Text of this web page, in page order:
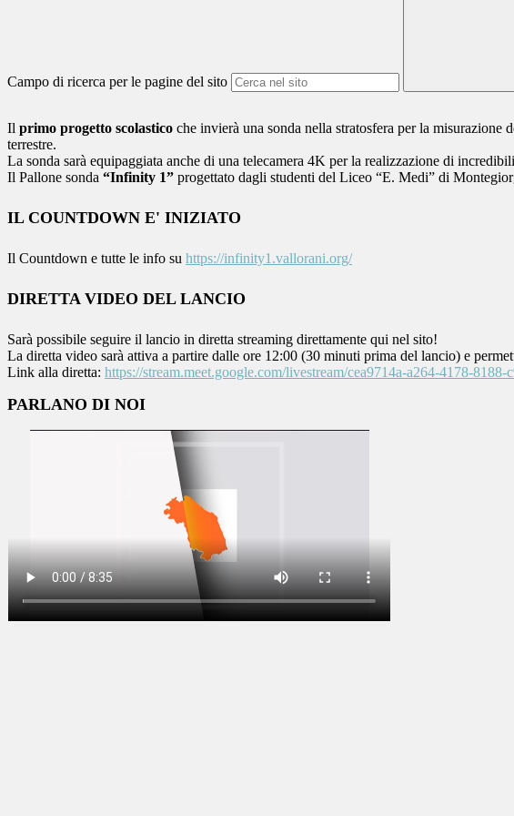
Campo di ricerca per le pagine del sito
Il primo progetto scolastico che invierà una sonda nella stratosfera per la
terrestre.
La sonda sarà equipaggiata anche di una telecamera 4K per la realizzazione di
Il Pallone sonda “Infinity 1” progettato dagli studenti del Liceo “E. Medi” di
IL COUNTDOWN E' INIZIATO
Il Countdown e tutte le info su https://infinity1.vallorani.org/
DIRETTA VIDEO DEL LANCIO
Sarà possibile seguire il lancio in diretta streaming direttamente qui nel sito!
La diretta video sarà attiva a partire dalle ore 12:00 (30 minuti prima del lancio) e
Link alla diretta: https://stream.meet.google.com/livestream/cea9714a-a264-4178-8188-
PARLANO DI NOI